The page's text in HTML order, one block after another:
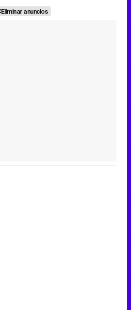
Eliminar anuncios